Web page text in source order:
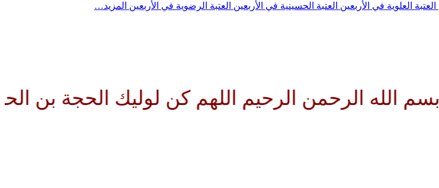
العتبة العلوية في الأربعين العتبة الحسينية في الأربعين العتبة الرضوية في الأربعين المزيد…
الرحمن الرحيم اللهم كن لوليك الحجة بن الحسن